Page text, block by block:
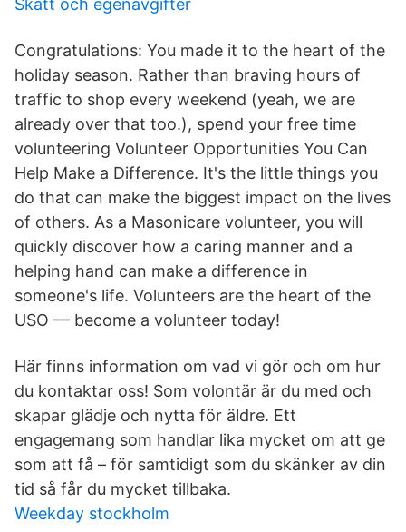
Skatt och egenavgifter
Congratulations: You made it to the heart of the
holiday season. Rather than braving hours of
traffic to shop every weekend (yeah, we are
already over that too.), spend your free time
volunteering Volunteer Opportunities You Can
Help Make a Difference. It's the little things you
do that can make the biggest impact on the lives
of others. As a Masonicare volunteer, you will
quickly discover how a caring manner and a
helping hand can make a difference in
someone's life. Volunteers are the heart of the
USO — become a volunteer today!
Här finns information om vad vi gör och om hur
du kontaktar oss! Som volontär är du med och
skapar glädje och nytta för äldre. Ett
engagemang som handlar lika mycket om att ge
som att få – för samtidigt som du skänker av din
tid så får du mycket tillbaka.
Weekday stockholm